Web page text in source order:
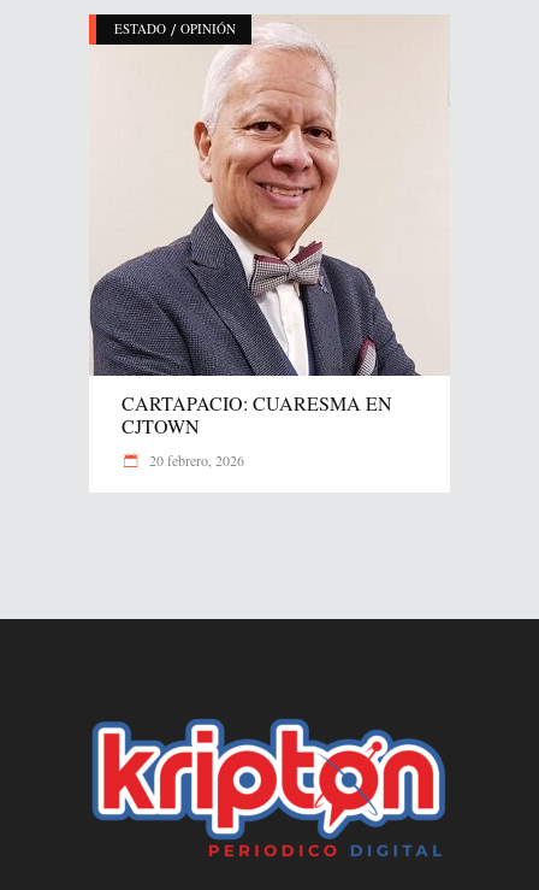
ESTADO / OPINIÓN
CARTAPACIO: CUARESMA EN
CJTOWN
20 febrero, 2026